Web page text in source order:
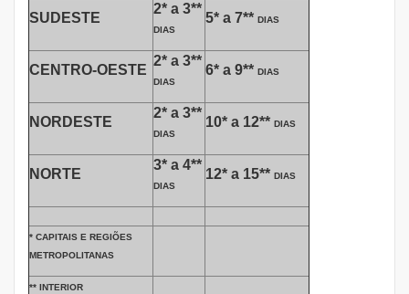
SUDESTE
2* a 3**
DIAS
5* a 7** DIAS
CENTRO-OESTE
2* a 3**
DIAS
6* a 9** DIAS
NORDESTE
2* a 3**
DIAS
10* a 12** DIAS
NORTE
3* a 4**
DIAS
12* a 15** DIAS
* CAPITAIS E REGIÕES
METROPOLITANAS
** INTERIOR